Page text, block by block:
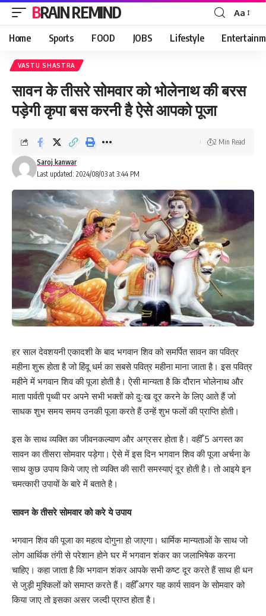
BRAIN REMIND
Font
Resizer
Aa
Home Sports FOOD JOBS Lifestyle
VASTU SHASTRA
सावन के तीसरे सोमवार को भोलेनाथ की बरस
पड़ेगी कृपा बस करनी है ऐसे आपको पूजा
Last updated: 2024/08/03 at 3:44 PM
Saroj kanwar
2 Min Read
हर साल देवशयनी एकादशी के बाद भगवान शिव को समर्पित सावन का पवित्र
महीना शुरू होता है जो हिंदू धर्म का सबसे पवित्र महीना माना जाता है। इस पवित्र
महीने में भगवान शिव की पूजा होती है। ऐसी मान्यता है कि दौरान भोलेनाथ और
माता पार्वती पृथ्वी पर अपने सभी भक्तों को दुःख दूर करने के लिए आते हैं जो
साधक शुभ समय समय उनकी पूजा करते हैं उन्हें शुभ फलों की प्राप्ति होती।
इस के साथ व्यक्ति का जीवनकल्याण और अग्रसर होता है। वहीँ 5 अगस्त का
सावन का तीसरा सोमवार पड़ेगा। ऐसे में इस दिन भगवान शिव की पूजा अर्चना के
साथ कुछ उपाय किये जाए तो व्यक्ति की सारी समस्याएं दूर होती है। तो आइये इन
चमत्कारी उपायों के बारे में बताते है।
सावन के तीसरे सोमवार को करे ये उपाय
भगवान शिव की पूजा का महत्व दोगुना हो जाएगा। धार्मिक मान्यताओं के साथ जो
लोग आर्थिक तंगी से परेशान होने घर में भगवान शंकर का जलाभिषेक करना
चाहिए। कहा जाता है कि भगवान शंकर आपके सभी कष्ट दूर करते हैं साथ ही धन
से जुड़ी मुश्किलों को समाप्त करते हैं। वहीँ अगर यह कार्य सावन के सोमवार को
किया जाए तो इसका असर जल्दी प्राप्त होता है।